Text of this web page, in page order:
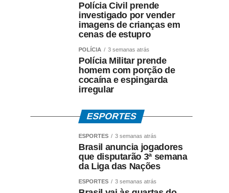
Polícia Civil prende
investigado por vender
imagens de crianças em
cenas de estupro
POLÍCIA 3 semanas atrás
Polícia Militar prende
homem com porção de
cocaína e espingarda
irregular
ESPORTES
ESPORTES 3 semanas atrás
Brasil anuncia jogadores
que disputarão 3ª semana
da Liga das Nações
ESPORTES 3 semanas atrás